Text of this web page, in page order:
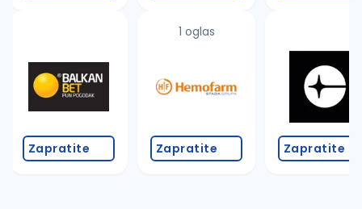
Zapratite
1 oglas
Zapratite Zapratite